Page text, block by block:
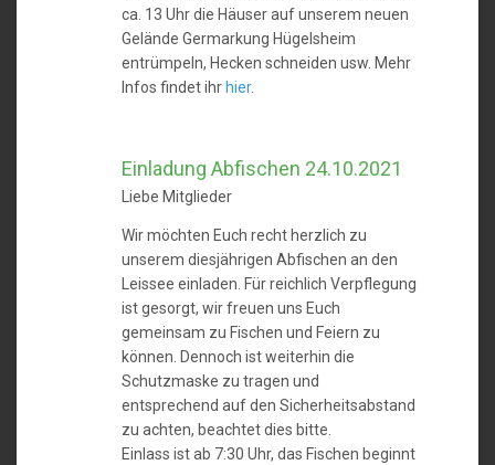
ca. 13 Uhr die Häuser auf unserem neuen
Gelände Germarkung Hügelsheim
entrümpeln, Hecken schneiden usw. Mehr
Infos findet ihrhier.
Einladung Abfischen 24.10.2021
Liebe Mitglieder
Wir möchten Euch recht herzlich zu
unserem diesjährigen Abfischen an den
Leissee einladen. Für reichlich Verpflegung
ist gesorgt, wir freuen uns Euch
gemeinsam zu Fischen und Feiern zu
können. Dennoch ist weiterhin die
Schutzmaske zu tragen und
entsprechend auf den Sicherheitsabstand
zu achten, beachtet dies bitte.
Einlass ist ab 7:30 Uhr, das Fischen beginnt